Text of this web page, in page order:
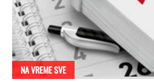
NA VREME SVE